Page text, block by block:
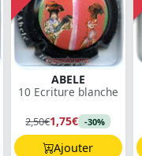
ABELE
10 Ecriture blanche
2,50€1,75€ -30%
Ajouter